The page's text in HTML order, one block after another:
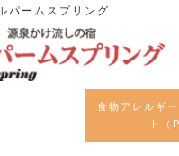
パームスプリング
食物アレルギ
ト（